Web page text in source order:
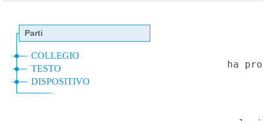
comunitario -
Impianti alimentati da fonti
Provincia autonoma di
gli impianti con potenza